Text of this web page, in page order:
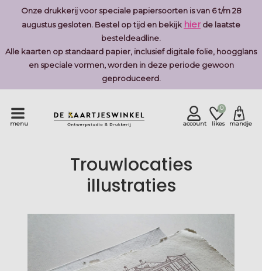
Onze drukkerij voor speciale papiersoorten is van 6 t/m 28
augustus gesloten. Bestel op tijd en bekijk hierde laatste
besteldeadline.
Alle kaarten op standaard papier, inclusief digitale folie, hoogglans
en speciale vormen, worden in deze periode gewoon
geproduceerd.
menu account likes
0
mandje
Trouwlocaties
illustraties